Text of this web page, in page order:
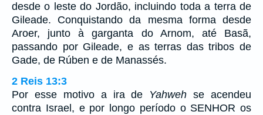
desde o leste do Jordão, incluindo toda a terra de
Gileade. Conquistando da mesma forma desde
Aroer, junto à garganta do Arnom, até Basã,
passando por Gileade, e as terras das tribos de
Gade, de Rúben e de Manassés.
2 Reis 13:3
Por esse motivo a ira de Yahweh se acendeu
contra Israel, e por longo período o SENHOR os